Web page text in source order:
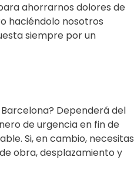
ahorrarnos dolores de
haciéndolo nosotros
siempre por un
Dependerá del
de urgencia en fin de
Si, en cambio, necesitas
obra, desplazamiento y